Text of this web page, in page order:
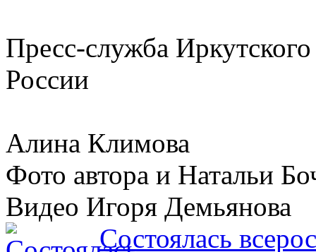
Пресс-служба
России
Алина Климова
Фото автора и Натальи
Видео Игоря Демьянова
Состоялась